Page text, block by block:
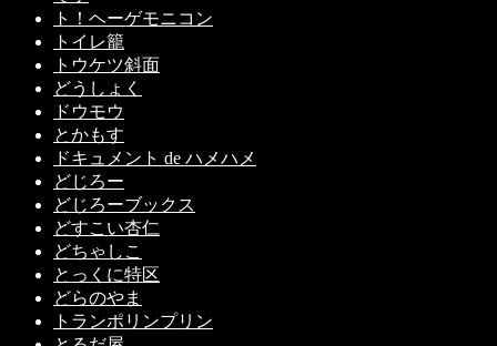
ト！ヘーゲモニコン
トイレ籠
トウケツ斜面
どうしょく
ドウモウ
とかもす
ドキュメント de ハメハメ
どじろー
どじろーブックス
どすこい杏仁
どちゃしこ
とっくに特区
どらのやま
トランポリンプリン